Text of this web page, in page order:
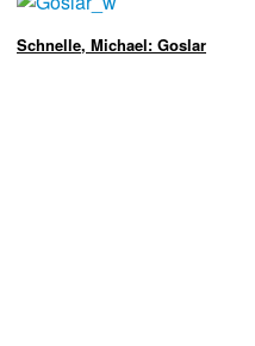
Schnelle, Michael: Goslar